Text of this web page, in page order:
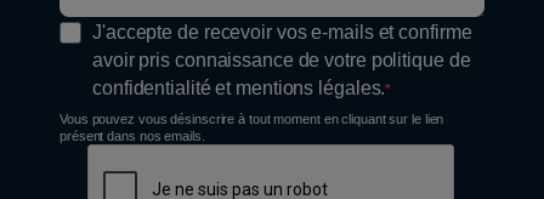
J'accepte de recevoir vos e-mails et confirme
avoir pris connaissance de votre politique de
confidentialité et mentions légales.
Vous pouvez vous désinscrire à tout moment en cliquant sur le lien
présent dans nos emails.